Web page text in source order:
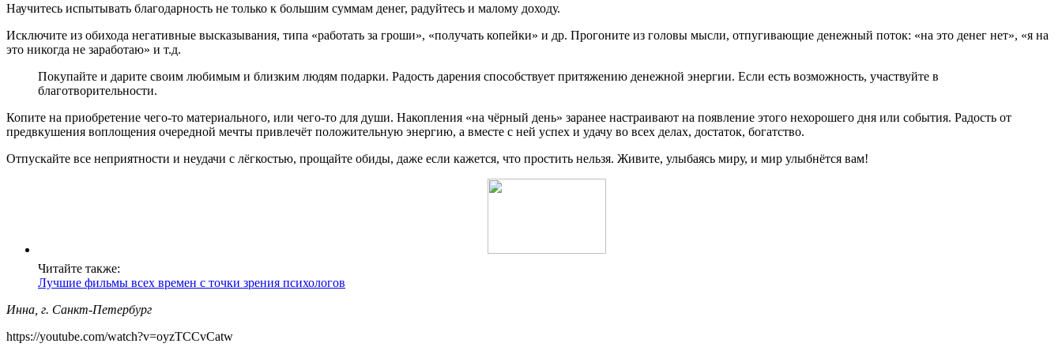
Научитесь испытывать благодарность не только к большим суммам денег, радуйтесь и малому доходу.
Исключите из обихода негативные высказывания, типа «работать за гроши», «получать копейки» и др. Прогоните из головы мысли, отпугивающие денежный поток: «на это денег нет», «я на
это никогда не заработаю» и т.д.
Покупайте и дарите своим любимым и близким людям подарки. Радость дарения способствует притяжению денежной энергии. Если есть возможность, участвуйте в
благотворительности.
Копите на приобретение чего-то материального, или чего-то для души. Накопления «на чёрный день» заранее настраивают на появление этого нехорошего дня или события. Радость от
предвкушения воплощения очередной мечты привлечёт положительную энергию, а вместе с ней успех и удачу во всех делах, достаток, богатство.
Отпускайте все неприятности и неудачи с лёгкостью, прощайте обиды, даже если кажется, что простить нельзя. Живите, улыбаясь миру, и мир улыбнётся вам!
Читайте также:
Лучшие фильмы всех времен с точки зрения психологов
Инна, г. Санкт-Петербург
https://youtube.com/watch?v=oyzTCCvCatw